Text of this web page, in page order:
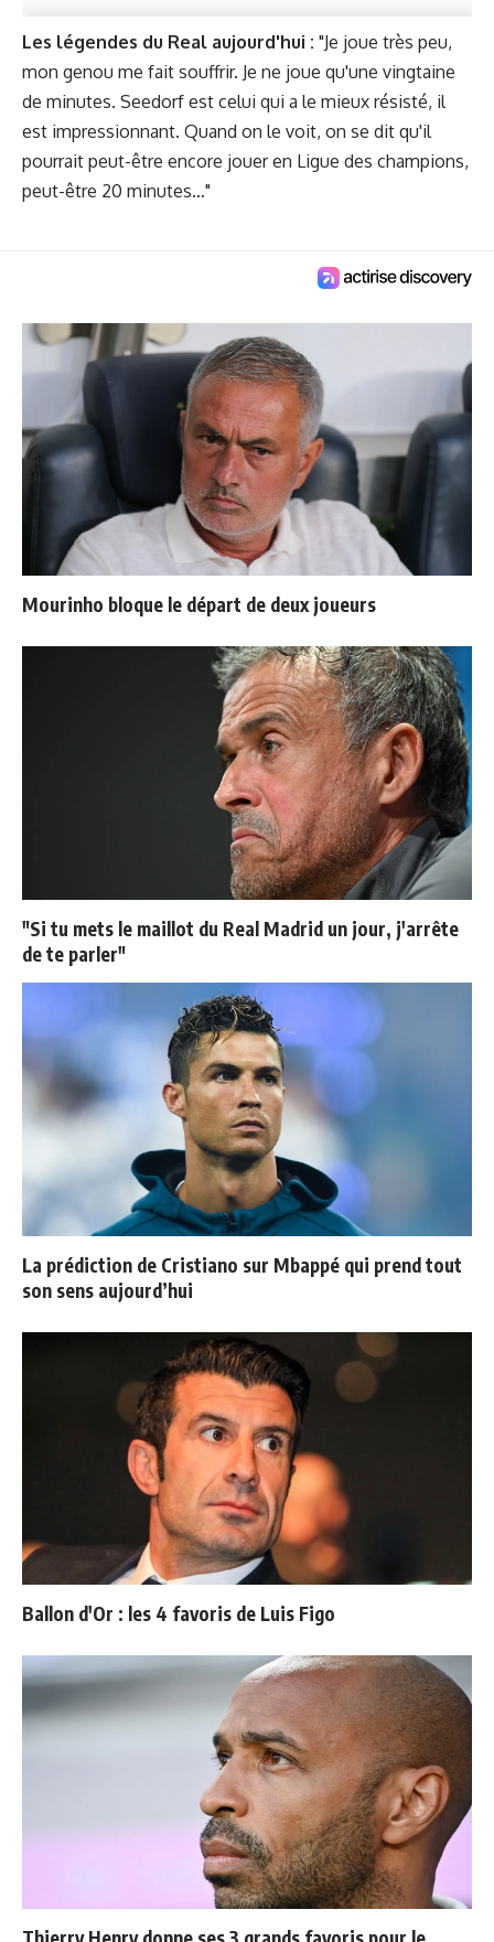
Les légendes du Real aujourd'hui : "Je joue très peu,
mon genou me fait souffrir. Je ne joue qu'une vingtaine
de minutes. Seedorf est celui qui a le mieux résisté, il
est impressionnant. Quand on le voit, on se dit qu'il
pourrait peut-être encore jouer en Ligue des champions,
peut-être 20 minutes…"
Mourinho bloque le départ de deux joueurs
"Si tu mets le maillot du Real Madrid un jour, j'arrête
de te parler"
La prédiction de Cristiano sur Mbappé qui prend tout
son sens aujourd’hui
Ballon d'Or : les 4 favoris de Luis Figo